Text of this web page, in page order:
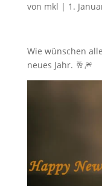
von mkl | 1.
Wie wünschen
neues Jahr. 🥂🎆